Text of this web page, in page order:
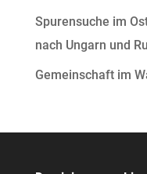
Spurensuche im
nach Ungarn und
Gemeinschaft im